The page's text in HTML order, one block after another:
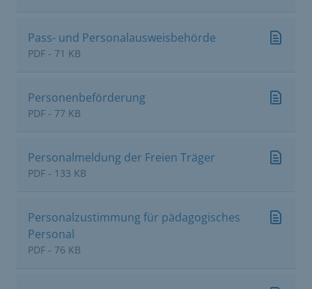
Pass- und Personalausweisbehörde
PDF - 71 KB
Personenbeförderung
PDF - 77 KB
Personalmeldung der Freien Träger
PDF - 133 KB
Personalzustimmung für pädagogisches
Personal
PDF - 76 KB